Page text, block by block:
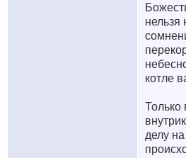
нельзя
котле
Только
делу